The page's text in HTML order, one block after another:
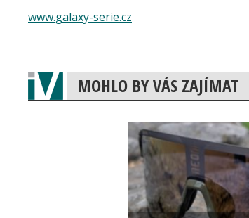
www.galaxy-serie.cz
MOHLO BY VÁS ZAJÍMAT